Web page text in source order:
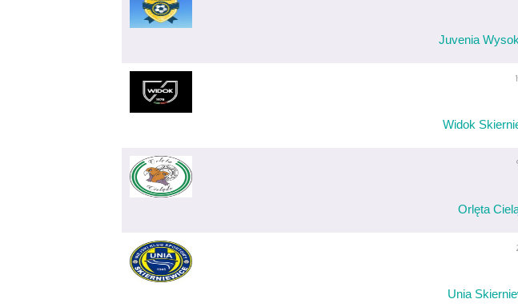
Juvenia
Widok
Orlęta
Unia